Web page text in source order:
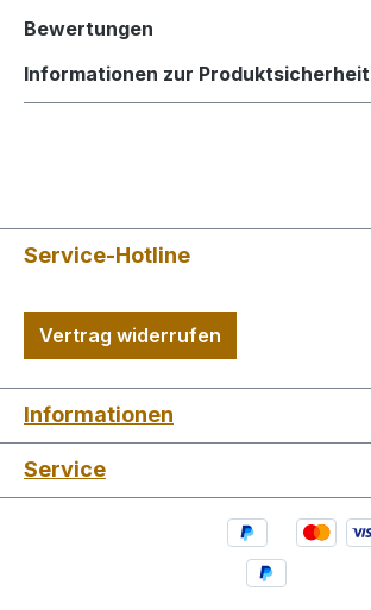
Bewertungen
Informationen zur Produktsicherheit
Service-Hotline
Vertrag widerrufen
Informationen
Service